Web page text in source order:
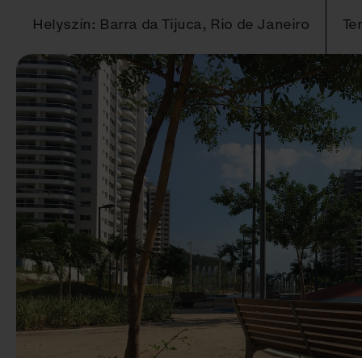
Helyszín: Barra da Tijuca, Rio de Janeiro
Előző